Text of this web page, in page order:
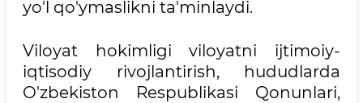
yo'l qo'ymaslikni ta'minlaydi.
Viloyat hokimligi viloyatni ijtimoiy-
iqtisodiy rivojlantirish, hududlarda
O'zbekiston Respublikasi Qonunlari,